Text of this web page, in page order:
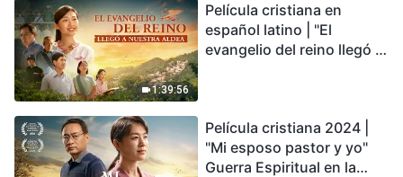
conmovedor
1:39:56
Película cristiana en
español latino | "El
evangelio del reino llegó a
Película cristiana 2024 |
"Mi esposo pastor y yo"
Guerra Espiritual en la